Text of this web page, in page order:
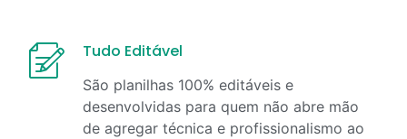
Tudo Editável
São planilhas 100% editáveis e
desenvolvidas para quem não abre mão
de agregar técnica e profissionalismo ao